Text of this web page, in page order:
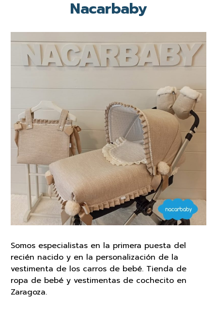
Nacarbaby
Somos especialistas en la primera puesta del
recién nacido y en la personalización de la
vestimenta de los carros de bebé. Tienda de
ropa de bebé y vestimentas de cochecito en
Zaragoza.